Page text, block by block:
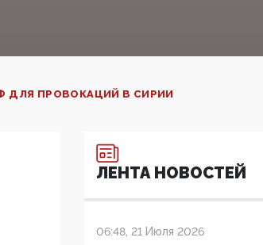
ДЛЯ ПРОВОКАЦИЙ В СИРИИ
ЛЕНТА НОВОСТЕЙ
06:48, 21 Июля 2026